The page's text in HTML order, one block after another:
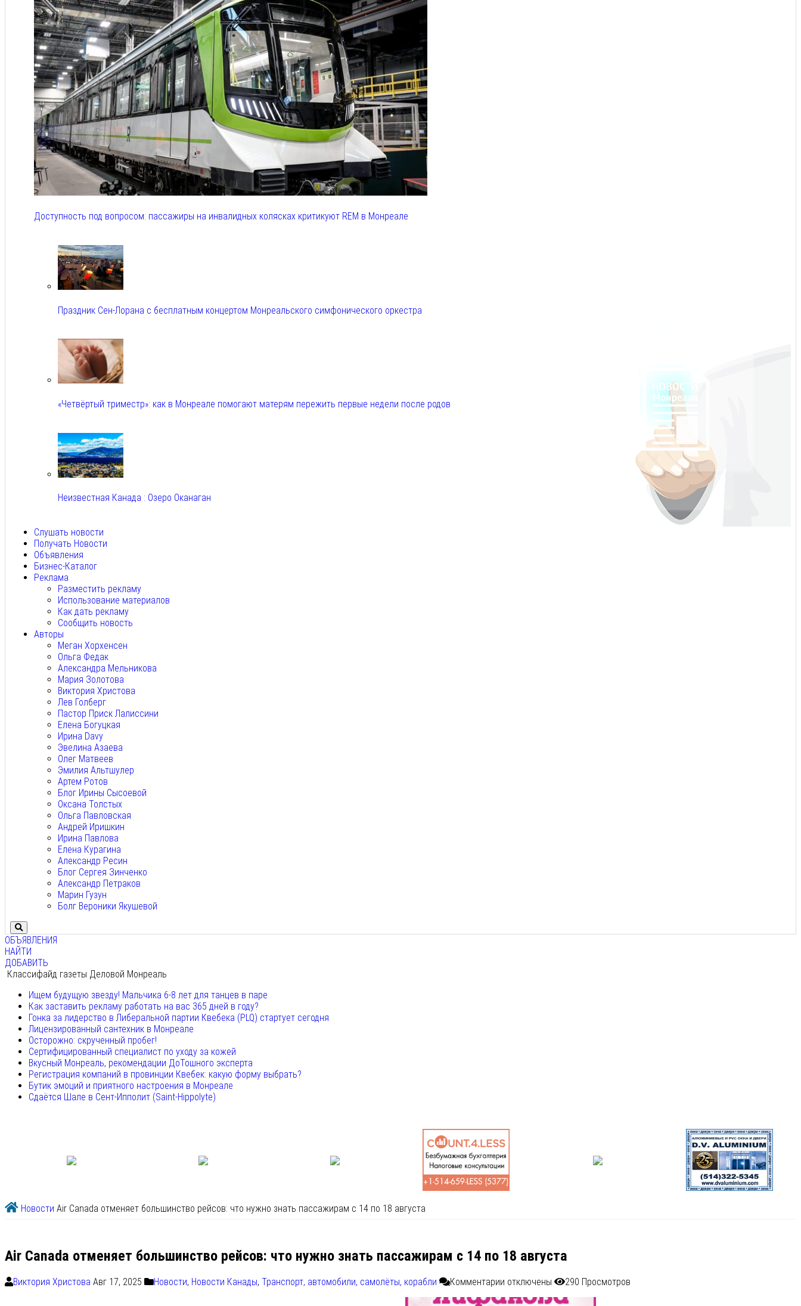
Доступность под вопросом: пассажиры на инвалидных колясках критикуют REM в Монреале
Праздник Сен-Лорана с бесплатным концертом Монреальского симфонического оркестра
«Четвёртый триместр»: как в Монреале помогают матерям пережить первые недели после родов
Неизвестная Канада : Озеро Оканаган
Слушать новости
Получать Новости
Объявления
Бизнес-Каталог
Реклама
Разместить рекламу
Использование материалов
Как дать рекламу
Сообщить новость
Авторы
Меган Хорхенсен
Ольга Федак
Александра Мельникова
Мария Золотова
Виктория Христова
Лев Голберг
Пастор Приск Лалиссини
Елена Богуцкая
Ирина Davy
Эвелина Азаева
Олег Матвеев
Эмилия Альтшулер
Артем Ротов
Блог Ирины Сысоевой
Оксана Толстых
Ольга Павловская
Андрей Иришкин
Ирина Павлова
Елена Курагина
Александр Ресин
Блог Сергея Зинченко
Александр Петраков
Марин Гузун
Болг Вероники Якушевой
ОБЪЯВЛЕНИЯ
НАЙТИ
ДОБАВИТЬ
Классифайд газеты Деловой Монреаль
Ищем будущую звезду! Мальчика 6-8 лет для танцев в паре
Как заставить рекламу работать на вас 365 дней в году?
Гонка за лидерство в Либеральной партии Квебека (PLQ) стартует сегодня
Лицензированный сантехник в Монреале
Осторожно: скрученный пробег!
Сертифицированный специалист по уходу за кожей
Вкусный Монреаль, рекомендации ДоТошного эксперта
Регистрация компаний в провинции Квебек: какую форму выбрать?
Бутик эмоций и приятного настроения в Монреале
Сдаётся Шале в Сент-Ипполит (Saint-Hippolyte)
Новости Air Canada отменяет большинство рейсов: что нужно знать пассажирам с 14 по 18 августа
Air Canada отменяет большинство рейсов: что нужно знать пассажирам с 14 по 18 августа
Виктория Христова Авг 17, 2025 Новости, Новости Канады, Транспорт, автомобили, самолёты, корабли Комментарии отключены 290 Просмотров